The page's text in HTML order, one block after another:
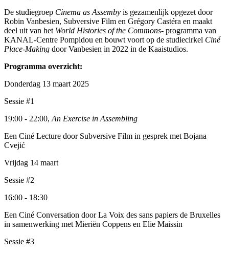
De studiegroep Cinema as Assemby is gezamenlijk opgezet door
Robin Vanbesien, Subversive Film en Grégory Castéra en maakt
deel uit van het World Histories of the Commons- programma van
KANAL-Centre Pompidou en bouwt voort op de studiecirkel Ciné
Place-Making door Vanbesien in 2022 in de Kaaistudios.
Programma overzicht:
Donderdag 13 maart 2025
Sessie #1
19:00 - 22:00,An Exercise in Assembling
Een Ciné Lecture door Subversive Film in gesprek met Bojana
Cvejić
Vrijdag 14 maart
Sessie #2
16:00 - 18:30
Een Ciné Conversation door La Voix des sans papiers de Bruxelles
in samenwerking met Mieriën Coppens en Elie Maissin
Sessie #3